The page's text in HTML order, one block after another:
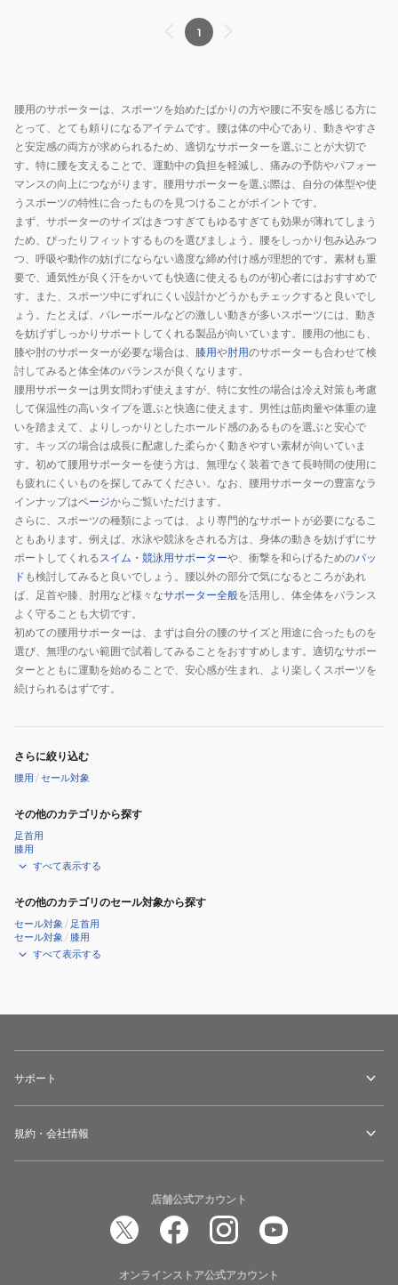
1
腰用のサポーターは、スポーツを始めたばかりの方や腰に不安を感じる方に
とって、とても頼りになるアイテムです。腰は体の中心であり、動きやすさ
と安定感の両方が求められるため、適切なサポーターを選ぶことが大切で
す。特に腰を支えることで、運動中の負担を軽減し、痛みの予防やパフォー
マンスの向上につながります。腰用サポーターを選ぶ際は、自分の体型や使
うスポーツの特性に合ったものを見つけることがポイントです。
まず、サポーターのサイズはきつすぎてもゆるすぎても効果が薄れてしまう
ため、ぴったりフィットするものを選びましょう。腰をしっかり包み込みつ
つ、呼吸や動作の妨げにならない適度な締め付け感が理想的です。素材も重
要で、通気性が良く汗をかいても快適に使えるものが初心者にはおすすめで
す。また、スポーツ中にずれにくい設計かどうかもチェックすると良いでし
ょう。たとえば、バレーボールなどの激しい動きが多いスポーツには、動き
を妨げずしっかりサポートしてくれる製品が向いています。腰用の他にも、
膝や肘のサポーターが必要な場合は、 膝用や肘用のサポーターも合わせて検
討してみると体全体のバランスが良くなります。
腰用サポーターは男女問わず使えますが、特に女性の場合は冷え対策も考慮
して保温性の高いタイプを選ぶと快適に使えます。男性は筋肉量や体重の違
いを踏まえて、よりしっかりとしたホールド感のあるものを選ぶと安心で
す。キッズの場合は成長に配慮した柔らかく動きやすい素材が向いていま
す。初めて腰用サポーターを使う方は、無理なく装着できて長時間の使用に
も疲れにくいものを探してみてください。なお、腰用サポーターの豊富なラ
インナップはページからご覧いただけます。
さらに、スポーツの種類によっては、より専門的なサポートが必要になるこ
ともあります。例えば、水泳や競泳をされる方は、身体の動きを妨げずにサ
ポートしてくれるスイム・競泳用サポーターや、衝撃を和らげるためのパッ
ド も検討してみると良いでしょう。腰以外の部分で気になるところがあれ
ば、足首や膝、肘用など様々なサポーター全般を活用し、体全体をバランス
よく守ることも大切です。
初めての腰用サポーターは、まずは自分の腰のサイズと用途に合ったものを
選び、無理のない範囲で試着してみることをおすすめします。適切なサポー
ターとともに運動を始めることで、安心感が生まれ、より楽しくスポーツを
続けられるはずです。
さらに絞り込む
腰用 /セール対象
その他のカテゴリから探す
足首用
膝用
すべて表示する
その他のカテゴリのセール対象から探す
セール対象 / 足首用
セール対象 / 膝用
すべて表示する
サポート
規約・会社情報
店舗公式アカウント
オンラインストア公式アカウント